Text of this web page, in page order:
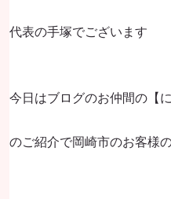
代表の手塚でございます
今日はブログのお仲間の【
のご紹介で岡崎市のお客様